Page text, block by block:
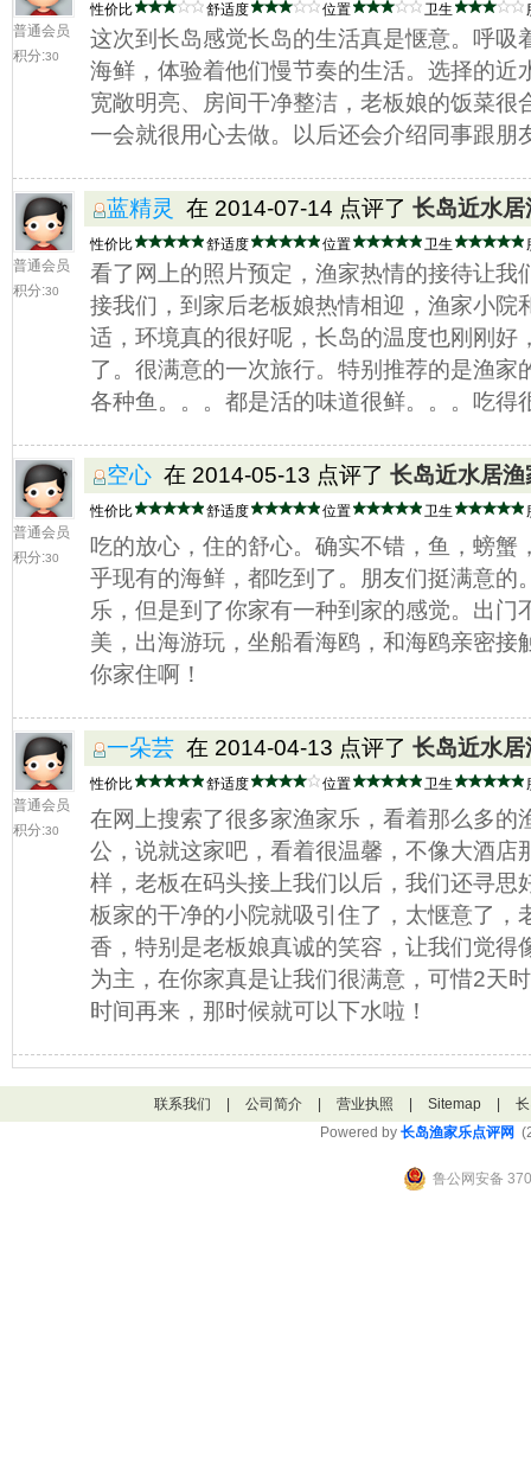
普通会员
积分:30
性价比 舒适度 位置 卫生
这次到长岛感觉长岛的生活真是惬意。呼吸
海鲜，体验着他们慢节奏的生活。选择的近
宽敞明亮、房间干净整洁，老板娘的饭菜很
一会就很用心去做。以后还会介绍同事跟朋
普通会员
积分:30
蓝精灵 在 2014-07-14 点评了 长岛近水居
性价比 舒适度 位置 卫生
看了网上的照片预定，渔家热情的接待让我
接我们，到家后老板娘热情相迎，渔家小院
适，环境真的很好呢，长岛的温度也刚刚好
了。很满意的一次旅行。特别推荐的是渔家
各种鱼。。。都是活的味道很鲜。。。吃得
普通会员
积分:30
空心 在 2014-05-13 点评了 长岛近水居渔
性价比 舒适度 位置 卫生
吃的放心，住的舒心。确实不错，鱼，螃蟹
乎现有的海鲜，都吃到了。朋友们挺满意的
乐，但是到了你家有一种到家的感觉。出门
美，出海游玩，坐船看海鸥，和海鸥亲密接
你家住啊！
普通会员
积分:30
一朵芸 在 2014-04-13 点评了 长岛近水居
性价比 舒适度 位置 卫生
在网上搜索了很多家渔家乐，看着那么多的
公，说就这家吧，看着很温馨，不像大酒店
样，老板在码头接上我们以后，我们还寻思
板家的干净的小院就吸引住了，太惬意了，
香，特别是老板娘真诚的笑容，让我们觉得
为主，在你家真是让我们很满意，可惜2天
时间再来，那时候就可以下水啦！
联系我们 公司简介 营业执照 Sitemap
Powered by 长岛渔家乐点评网
鲁公网安备